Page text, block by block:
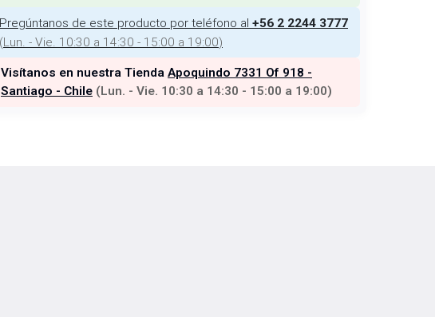
Pregúntanos de este producto por teléfono al +56 2 2244 3777
(Lun. - Vie. 10:30 a 14:30 - 15:00 a 19:00)
Visítanos en nuestra Tienda Apoquindo 7331 Of 918 -
Santiago - Chile (Lun. - Vie. 10:30 a 14:30 - 15:00 a 19:00)